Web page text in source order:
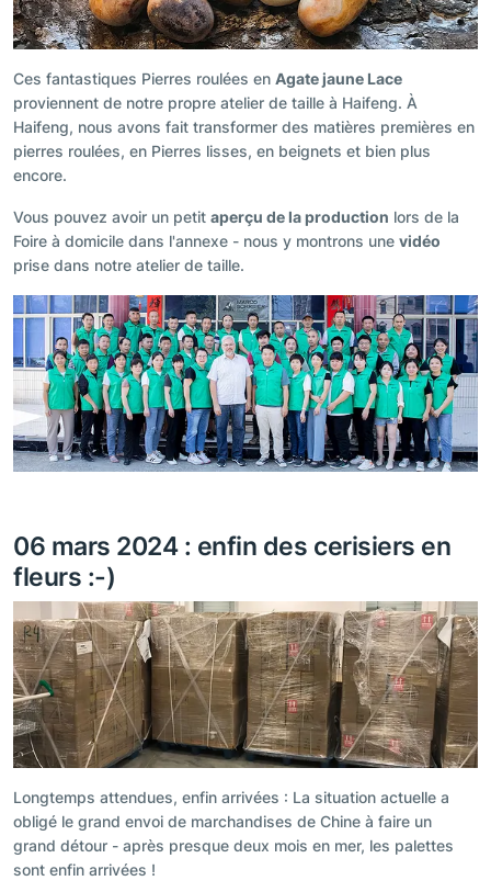
Ces fantastiques Pierres roulées en Agate jaune Lace
proviennent de notre propre atelier de taille à Haifeng. À
Haifeng, nous avons fait transformer des matières premières en
pierres roulées, en Pierres lisses, en beignets et bien plus
encore.
Vous pouvez avoir un petit aperçu de la production lors de la
Foire à domicile dans l'annexe - nous y montrons une vidéo
prise dans notre atelier de taille.
06 mars 2024 : enfin des cerisiers en
fleurs :-)
Longtemps attendues, enfin arrivées : La situation actuelle a
obligé le grand envoi de marchandises de Chine à faire un
grand détour - après presque deux mois en mer, les palettes
sont enfin arrivées !